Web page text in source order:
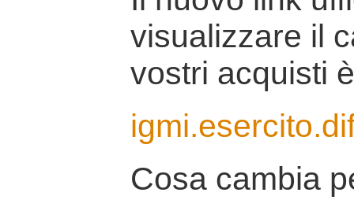
visualizzare il
vostri acquisti
Cosa cambia